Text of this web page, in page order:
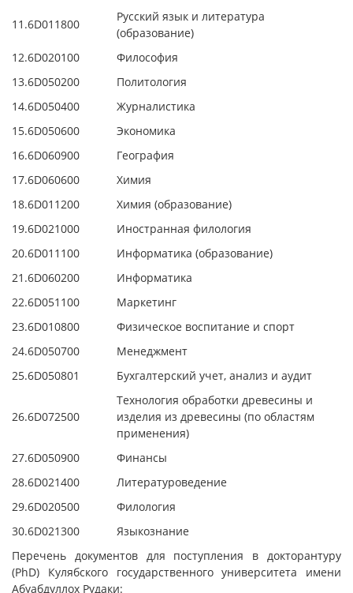
11.6D011800
Русский язык и литература
(образование)
12.6D020100
Философия
13.6D050200
Политология
14.6D050400
Журналистика
15.6D050600
Экономика
16.6D060900
География
17.6D060600
Химия
18.6D011200
Химия (образование)
19.6D021000
Иностранная филология
20.6D011100
Информатика (образование)
21.6D060200
Информатика
22.6D051100
Маркетинг
23.6D010800
Физическое воспитание и спорт
24.6D050700
Менеджмент
25.6D050801 Бухгалтерский учет, анализ и аудит
26.6D072500
Технология обработки древесины и
изделия из древесины (по областям
применения)
27.6D050900
Финансы
28.6D021400
Литературоведение
29.6D020500
Филология
30.6D021300
Языкознание
Перечень документов для поступления в докторантуру
(PhD) Кулябского государственного университета имени
Абуабдуллох Рудаки: